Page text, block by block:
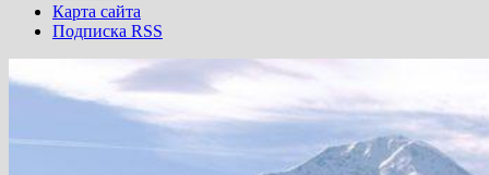
Карта сайта
Подписка RSS